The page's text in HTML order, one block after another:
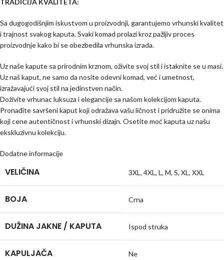
TRADICIJA KVALITETA:
Sa dugogodišnjim iskustvom u proizvodnji, garantujemo vrhunski kvalitet
i trajnost svakog kaputa. Svaki komad prolazi kroz pažljiv proces
proizvodnje kako bi se obezbedila vrhunska izrada.
Uz naše kapute sa prirodnim krznom, oživite svoj stil i istaknite se u masi.
Uz naš kaput, ne samo da nosite odevni komad, već i umetnost,
izražavajući svoj stil na jedinstven način.
Doživite vrhunac luksuza i elegancije sa našom kolekcijom kaputa.
Pronađite savršeni kaput koji odražava vašu ličnost i pridružite se onima
koji cene autentičnost i vrhunski dizajn. Osetite moć kaputa uz našu
ekskluzivnu kolekciju.
Dodatne informacije
VELIČINA 3XL, 4XL, L, M, S, XL, XXL
BOJA Crna
DUŽINA JAKNE / KAPUTA Ispod struka
KAPULJAČA Ne